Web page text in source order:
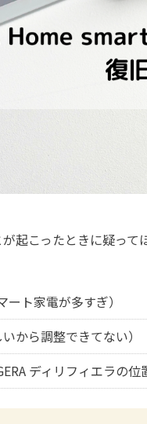
起こったときに疑って
ト家電が多すぎ）
から調整できてない）
ディリフィエラの位